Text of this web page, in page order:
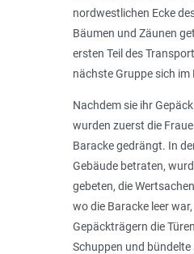
nordwestlichen Ecke
Bäumen und Zäunen
ersten Teil des
nächste Gruppe sich im
Nachdem sie ihr
wurden zuerst die
Baracke gedrängt. In
Gebäude betraten,
gebeten, die
wo die Baracke leer
Gepäckträgern die
Schuppen und bündelte